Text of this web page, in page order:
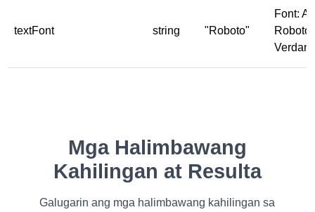
textFont string "Roboto"
Font:
Mga Halimbawang
Kahilingan at Resulta
Galugarin ang mga halimbawang kahilingan sa